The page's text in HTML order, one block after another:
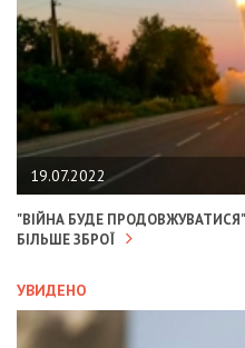
19.07.2022
"ВІЙНА БУДЕ
БІЛЬШЕ ЗБРОЇ
УВИДЕНО